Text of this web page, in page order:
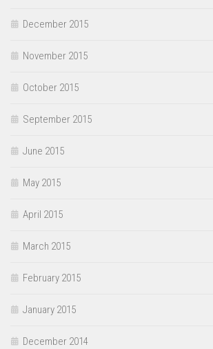
December 2015
November 2015
October 2015
September 2015
June 2015
May 2015
April 2015
March 2015
February 2015
January 2015
December 2014